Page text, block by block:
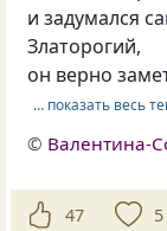
и задумался
Златорогий,
он верно
… показать весь
© Валентина-
47 5